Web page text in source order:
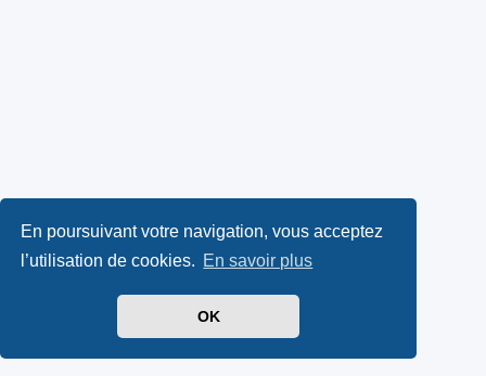
En poursuivant votre navigation, vous acceptez
l’utilisation de cookies. En savoir plus
OK